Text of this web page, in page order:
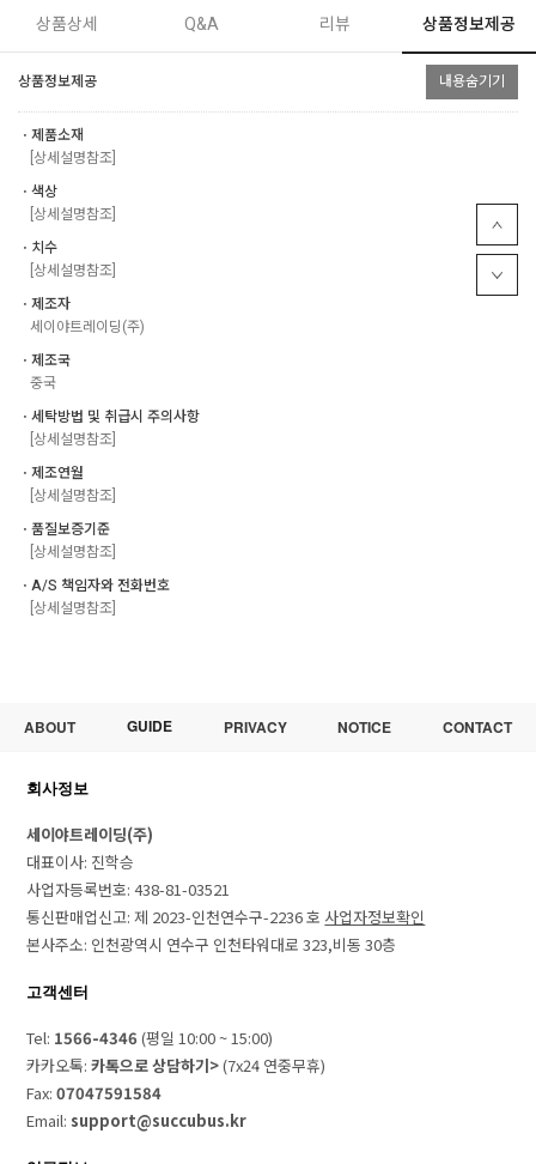
상품상세 Q&A 리뷰 상품정보제공
상품정보제공 내용숨기기
ㆍ제품소재
[상세설명참조]
ㆍ색상
[상세설명참조]
ㆍ치수
[상세설명참조]
ㆍ제조자
세이야트레이딩(주)
ㆍ제조국
중국
ㆍ세탁방법 및 취급시 주의사항
[상세설명참조]
ㆍ제조연월
[상세설명참조]
ㆍ품질보증기준
[상세설명참조]
ㆍA/S 책임자와 전화번호
[상세설명참조]
ABOUT GUIDE PRIVACY NOTICE CONTACT
회사정보
세이야트레이딩(주)
대표이사: 진학승
사업자등록번호: 438-81-03521
통신판매업신고: 제 2023-인천연수구-2236 호 사업자정보확인
본사주소: 인천광역시 연수구 인천타워대로 323,비동 30층
고객센터
Tel: 1566-4346 (평일 10:00 ~ 15:00)
카카오톡:카톡으로 상담하기>(7x24 연중무휴)
Fax:07047591584
Email:support@succubus.kr